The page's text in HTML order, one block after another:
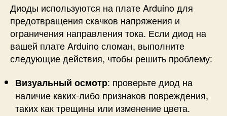
Диоды используются на плате Arduino для
предотвращения скачков напряжения и
ограничения направления тока. Если диод на
вашей плате Arduino сломан, выполните
следующие действия, чтобы решить проблему:
Визуальный осмотр: проверьте диод на
наличие каких-либо признаков повреждения,
таких как трещины или изменение цвета.